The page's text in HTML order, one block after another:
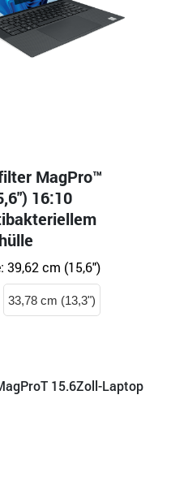
MagPro™
16:10
39,62 cm (15,6")
33,78 cm (13,3")
15.6Zoll-Laptop